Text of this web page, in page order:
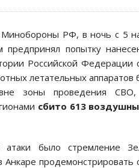
РФ, в ночь с 5
предпринял попытку
Российской Федерации
летательных
зоны проведения
сбито 613
было стремление
продемонстрировать